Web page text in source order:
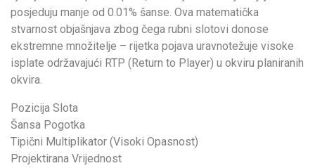
posjeduju manje od 0.01% šanse. Ova matematička
stvarnost objašnjava zbog čega rubni slotovi donose
ekstremne množitelje – rijetka pojava uravnotežuje visoke
isplate održavajući RTP (Return to Player) u okviru planiranih
okvira.
Pozicija Slota
Šansa Pogotka
Tipični Multiplikator (Visoki Opasnost)
Projektirana Vrijednost